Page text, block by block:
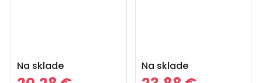
Na sklade
Cena Na sklade
Cena